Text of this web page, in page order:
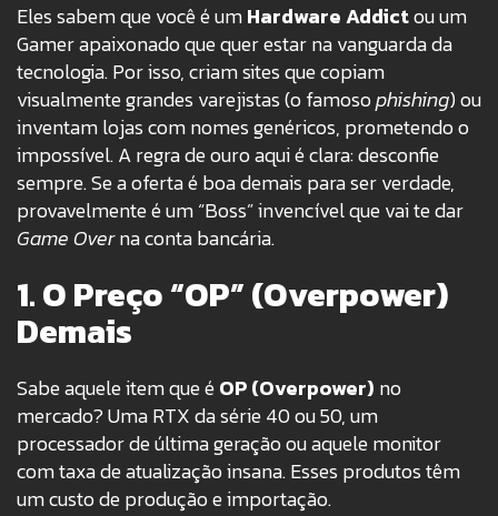
Eles sabem que você é umHardware Addictou um
Gamer apaixonado que quer estar na vanguarda da
tecnologia. Por isso, criam sites que copiam
visualmente grandes varejistas (o famosophishing) ou
inventam lojas com nomes genéricos, prometendo o
impossível. A regra de ouro aqui é clara: desconfie
sempre. Se a oferta é boa demais para ser verdade,
provavelmente é um “Boss” invencível que vai te dar
Game Overna conta bancária.
1. O Preço “OP” (Overpower)
Demais
Sabe aquele item que éOP (Overpower) no
mercado? Uma RTX da série 40 ou 50, um
processador de última geração ou aquele monitor
com taxa de atualização insana. Esses produtos têm
um custo de produção e importação.